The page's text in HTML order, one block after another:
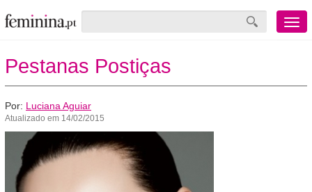
Menu
mobile
Pestanas Postiças
Por: Luciana Aguiar
Atualizado em 14/02/2015